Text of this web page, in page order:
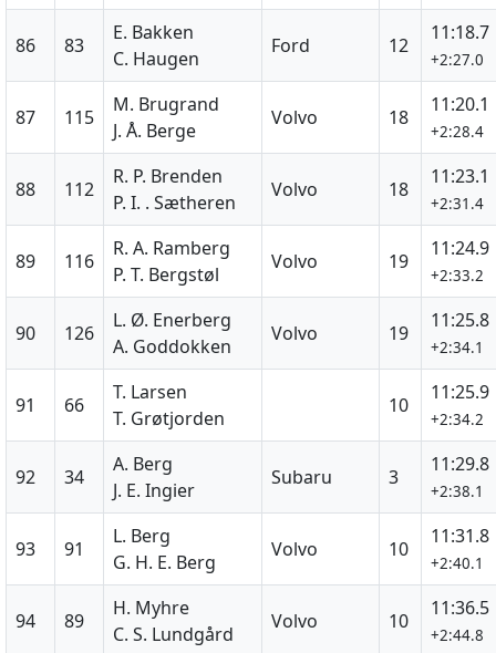
86 83
E. Bakken
C. Haugen
Ford 12
11:18.7
+2:27.0
87 115
M. Brugrand
J. Å. Berge
Volvo 18
11:20.1
+2:28.4
88 112
R. P. Brenden
P. I. . Sætheren
Volvo 18
11:23.1
+2:31.4
89 116
R. A. Ramberg
P. T. Bergstøl
Volvo 19
11:24.9
+2:33.2
90 126
L. Ø. Enerberg
A. Goddokken
Volvo 19
11:25.8
+2:34.1
91 66
T. Larsen
T. Grøtjorden
10
11:25.9
+2:34.2
92 34
A. Berg
J. E. Ingier
Subaru 3
11:29.8
+2:38.1
93 91
L. Berg
G. H. E. Berg
Volvo 10
11:31.8
+2:40.1
94 89
H. Myhre
C. S. Lundgård
Volvo 10
11:36.5
+2:44.8